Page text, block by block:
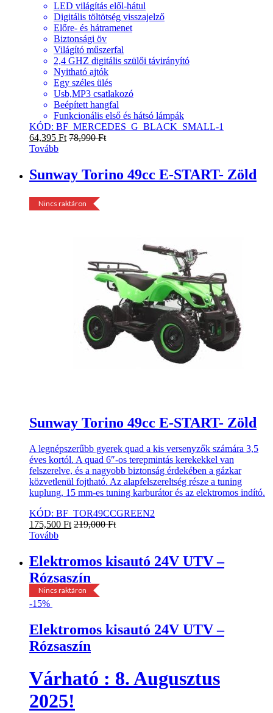
LED világítás elől-hátul
Digitális töltötség visszajelző
Előre- és hátramenet
Biztonsági öv
Világító műszerfal
2,4 GHZ digitális szülői távirányító
Nyitható ajtók
Egy széles ülés
Usb,MP3 csatlakozó
Beépített hangfal
Funkcionális első és hátsó lámpák
KÓD: BF_MERCEDES_G_BLACK_SMALL-1
64,395 Ft 78,990Ft
Tovább
Nincs raktáron
Sunway Torino 49cc E-START- Zöld
-20%
Sunway Torino 49cc E-START- Zöld
A legnépszerűbb gyerek quad a kis versenyzők számára 3,5
éves kortól. A quad 6″-os terepmintás kerekekkel van
felszerelve, és a nagyobb biztonság érdekében a gázkar
közvetlenül fojtható. Az alapfelszereltség része a tuning
kuplung, 15 mm-es tuning karburátor és az elektromos indító.
KÓD: BF_TOR49CCGREEN2
175,500 Ft 219,000Ft
Tovább
Újdonság
Nincs raktáron
Elektromos kisautó 24V UTV –
Rózsaszín
-15%
Elektromos kisautó 24V UTV –
Rózsaszín
Várható : 8. Augusztus
2025!